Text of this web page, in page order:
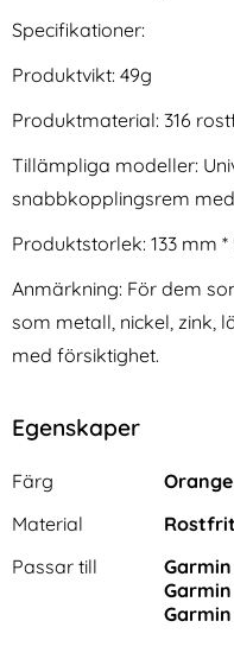
Tillgänglighet:
I lager
Specifikationer:
Produktvikt: 49g
Produktmaterial: 316
Tillämpliga modeller:
snabbkopplingsrem
Produktstorlek: 133 mm
Anmärkning: För dem
som metall, nickel, zink,
med försiktighet.
Egenskaper
Egenskaper/attribut för
Attribut
Färg
Orange
Material
Passar till
Garmin
Garmin
Garmin